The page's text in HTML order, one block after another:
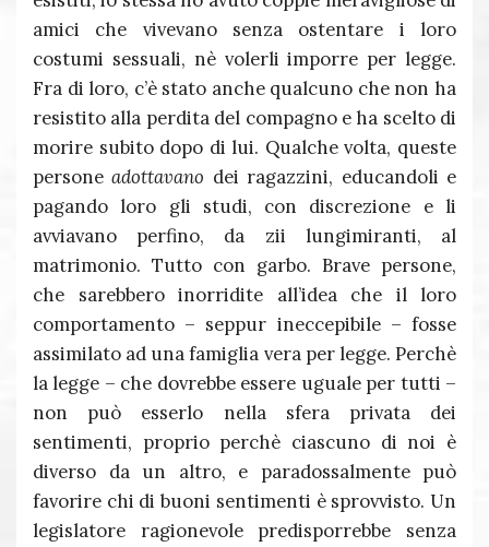
amici che vivevano senza ostentare i loro
costumi sessuali, nè volerli imporre per legge.
Fra di loro, c’è stato anche qualcuno che non ha
resistito alla perdita del compagno e ha scelto di
morire subito dopo di lui. Qualche volta, queste
personeadottavano dei ragazzini, educandoli e
pagando loro gli studi, con discrezione e li
avviavano perfino, da zii lungimiranti, al
matrimonio. Tutto con garbo. Brave persone,
che sarebbero inorridite all’idea che il loro
comportamento – seppur ineccepibile – fosse
assimilato ad una famiglia vera per legge. Perchè
la legge – che dovrebbe essere uguale per tutti –
non può esserlo nella sfera privata dei
sentimenti, proprio perchè ciascuno di noi è
diverso da un altro, e paradossalmente può
favorire chi di buoni sentimenti è sprovvisto. Un
legislatore ragionevole predisporrebbe senza